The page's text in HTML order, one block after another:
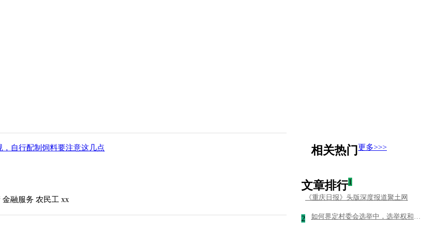
相关热门 更多>>>
文章排行1
《重庆日报》头版深度报道聚土网
2 如何界定村委会选举中，选举权和被选举权
自行配制饲料要注意这几点
金融服务 农民工 xx